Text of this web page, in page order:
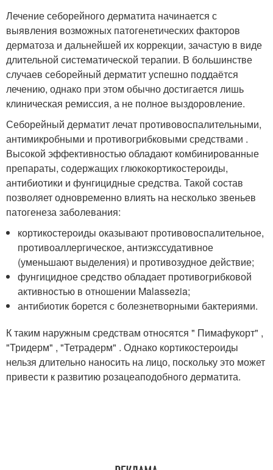
Лечение себорейного дерматита начинается с
выявления возможных патогенетических факторов
дерматоза и дальнейшей их коррекции, зачастую в виде
длительной систематической терапии. В большинстве
случаев себорейный дерматит успешно поддаётся
лечению, однако при этом обычно достигается лишь
клиническая ремиссия, а не полное выздоровление.
Себорейный дерматит лечат противовоспалительными,
антимикробными и противогрибковыми средствами .
Высокой эффективностью обладают комбинированные
препараты, содержащих глюкокортикостероиды,
антибиотики и фунгицидные средства. Такой состав
позволяет одновременно влиять на несколько звеньев
патогенеза заболевания:
кортикостероиды оказывают противовоспалительное,
противоаллергическое, антиэкссудативное
(уменьшают выделения) и противозудное действие;
фунгицидное средство обладает противогрибковой
активностью в отношении Malassezia;
антибиотик борется с болезнетворными бактериями.
К таким наружным средствам относятся " Пимафукорт" ,
"Тридерм" , "Тетрадерм" . Однако кортикостероиды
нельзя длительно наносить на лицо, поскольку это может
привести к развитию розацеаподобного дерматита.